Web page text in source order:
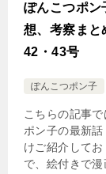
ぽんこつポン
想、考察まと
42・43号
ぽんこつポン子
こちらの記事
ポン子の最新
けご紹介して
で、絵付きで